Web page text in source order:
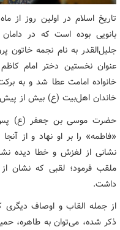
بانویی بوده است که در
عنوان نخستین دختر امام
خانواده امامت عطا شد و به
خاندان اهل‌بیت (ع) بیش از
حضرت موسی بن جعفر (ع) پس
«فاطمه» را بر او نهاد و از
نشانی از لغزش و خطا دیده
ملقب فرمود؛ لقبی که نشان
داشت.
از جمله القاب و اوصاف
ذکر شده، می‌توان به طاهره،